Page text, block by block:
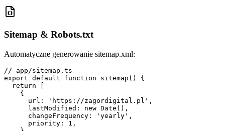
Sitemap & Robots.txt
Automatyczne generowanie sitemap.xml:
// app/sitemap.ts
export default function sitemap() {
  return [
    {
      url: 'https://zagordigital.pl',
      lastModified: new Date(),
      changeFrequency: 'yearly',
      priority: 1,